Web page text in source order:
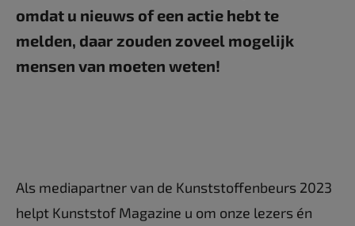
omdat u nieuws of een actie hebt te
melden, daar zouden zoveel mogelijk
mensen van moeten weten!
Als mediapartner van de Kunststoffenbeurs 2023
helpt Kunststof Magazine u om onze lezers én